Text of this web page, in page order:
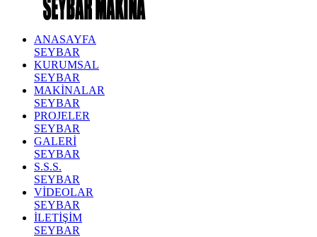
ANASAYFA
SEYBAR
KURUMSAL
SEYBAR
MAKİNALAR
SEYBAR
PROJELER
SEYBAR
GALERİ
SEYBAR
S.S.S.
SEYBAR
VİDEOLAR
SEYBAR
İLETİŞİM
SEYBAR